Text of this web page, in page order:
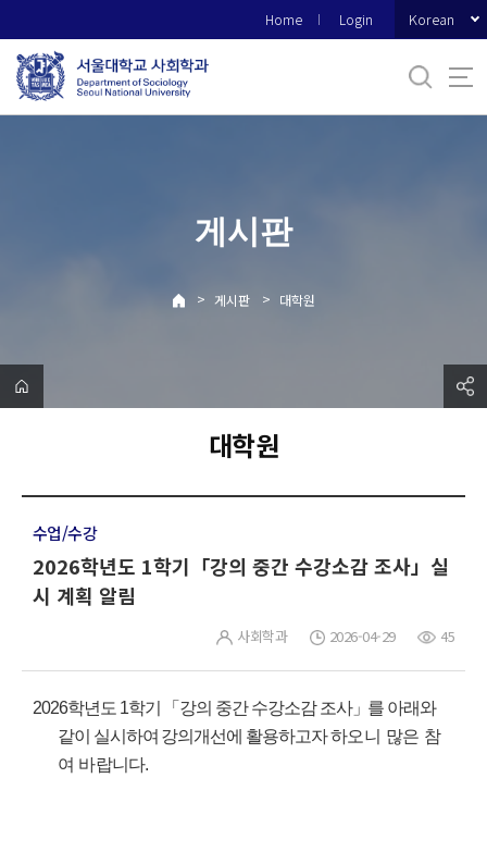
로
메
Home Login Korean
게시판
> 게시판 > 대학원
대학원
수업/수강
2026학년도 1학기「강의 중간 수강소감 조사」실
시 계획 알림
사회학과 2026-04-29 45
2026학년도 1학기 「 강의 중간 수강소감 조사」 를 아래와
같이 실시하여 강의개선에 활용하고자하오니 많은 참
여 바랍니다.